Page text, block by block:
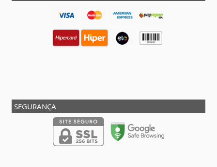
SEGURANÇA